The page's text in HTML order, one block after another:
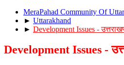
MeraPahad Community Of
► Uttarakhand
► Development Issues -
Development Issues -